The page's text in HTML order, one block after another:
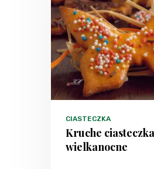
CIASTECZKA
Kruche ciasteczka
wielkanocne